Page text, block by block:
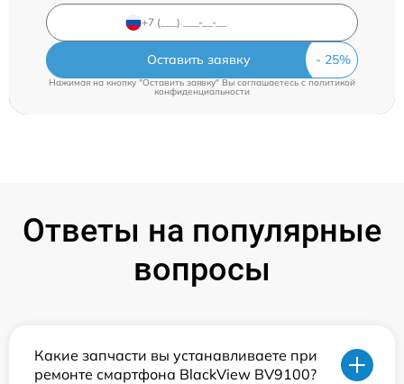
Оставить заявку
Нажимая на кнопку "Оставить заявку" Вы соглашаетесь cполитикой
конфиденциальности
Ответы на популярные
вопросы
Какие запчасти вы устанавливаете при
ремонте смартфона BlackView BV9100?